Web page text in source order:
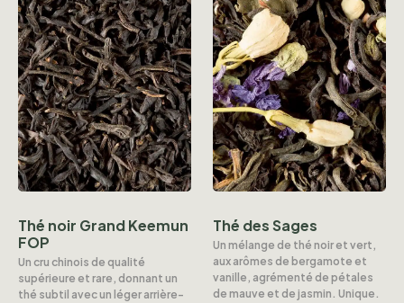
Thé noir Grand Keemun
FOP
Un cru chinois de qualité
supérieure et rare, donnant un
thé subtil avec un léger arrière-
Thé des Sages
Un mélange de thé noir et vert,
aux arômes de bergamote et
vanille, agrémenté de pétales
de mauve et de jasmin. Unique.